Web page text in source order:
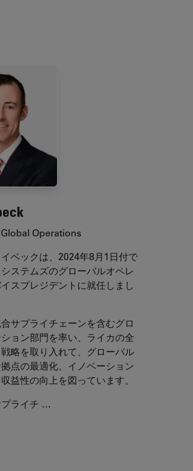
Operations
ベックは、2024年8月1日付で
ステムズのグローバルオペレ
スプレジデントに就任しまし
サプライチェーンを含むグロ
ョン部門を率い、ライカの全
略を取り入れて、グローバル
点の最適化、イノベーション
益性の向上を図っています。
プライチ …